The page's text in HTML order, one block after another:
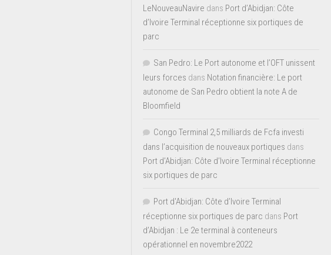
LeNouveauNavire dans Port d’Abidjan: Côte
d’Ivoire Terminal réceptionne six portiques de
parc
San Pedro: Le Port autonome et l’OFT unissent
leurs forces dans Notation financière: Le port
autonome de San Pedro obtient la note A de
Bloomfield
Congo Terminal 2,5 milliards de Fcfa investi
dans l’acquisition de nouveaux portiques dans
Port d’Abidjan: Côte d’Ivoire Terminal réceptionne
six portiques de parc
Port d'Abidjan: Côte d’Ivoire Terminal
réceptionne six portiques de parc dans Port
d’Abidjan : Le 2e terminal à conteneurs
opérationnel en novembre2022